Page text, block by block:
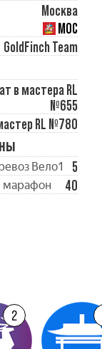
Москва
МОС
GoldFinch Team
в мастера RL
№655
RL №780
Вело1 5
марафон 40
2